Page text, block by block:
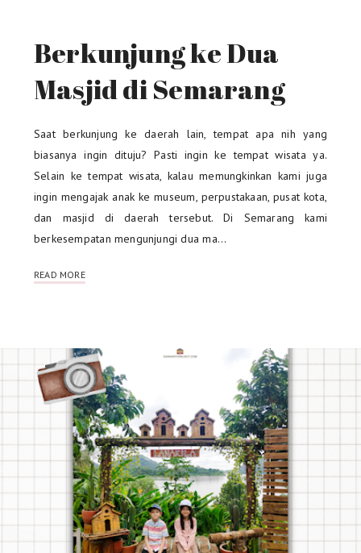
Berkunjung ke Dua
Masjid di Semarang
Saat berkunjung ke daerah lain, tempat apa nih yang
biasanya ingin dituju? Pasti ingin ke tempat wisata ya.
Selain ke tempat wisata, kalau memungkinkan kami juga
ingin mengajak anak ke museum, perpustakaan, pusat kota,
dan masjid di daerah tersebut. Di Semarang kami
berkesempatan mengunjungi dua ma…
READ MORE